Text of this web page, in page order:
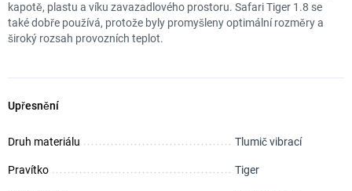
kapotě, plastu a víku zavazadlového prostoru. Safari Tiger 1.8 se
také dobře používá, protože byly promyšleny optimální rozměry a
široký rozsah provozních teplot.
Upřesnění
Druh materiálu Tlumič vibrací
Pravítko Tiger